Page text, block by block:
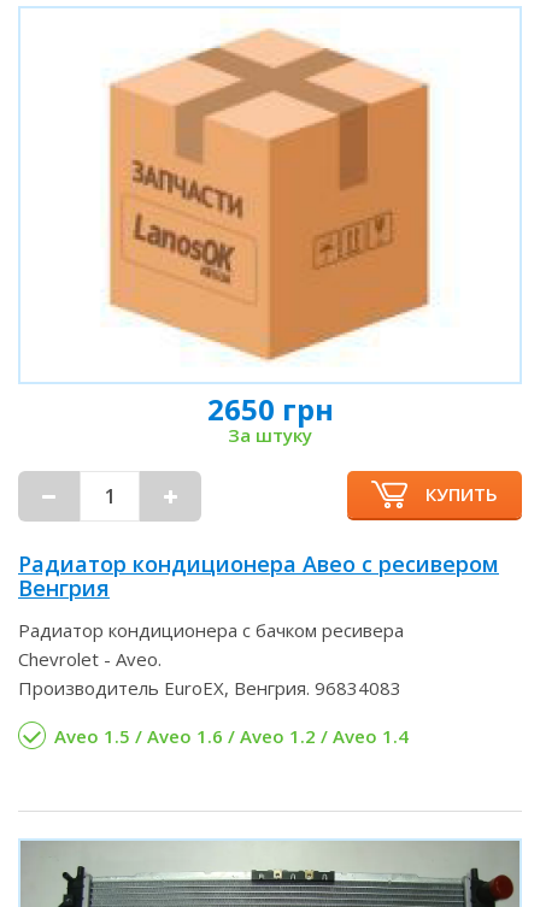
2650 грн
За штуку
КУПИТЬ
Радиатор кондиционера Авео с ресивером
Венгрия
Радиатор кондиционера с бачком ресивера
Chevrolet - Aveo.
Производитель EuroEX, Венгрия. 96834083
Aveo 1.5 / Aveo 1.6 / Aveo 1.2 / Aveo 1.4